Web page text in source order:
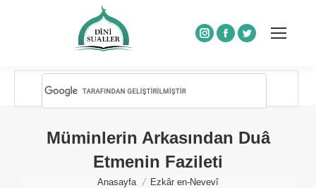
Instagram
Facebook
Twitter
Müminlerin Arkasından Duâ
Etmenin Fazileti
Anasayfa
Ezkâr en-Nevevî